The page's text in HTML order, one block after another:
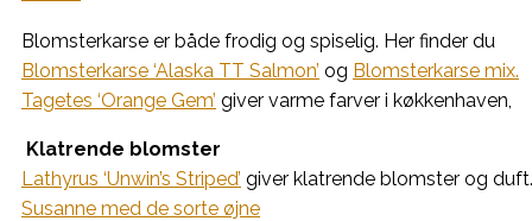
Blomsterkarse er både frodig og spiselig. Her finder du
Blomsterkarse ‘Alaska TT Salmon’ og Blomsterkarse mix.
Tagetes ‘Orange Gem’ giver varme farver i køkkenhaven,
Klatrende blomster
Lathyrus ‘Unwin’s Striped’ giver klatrende blomster og duft.
Susanne med de sorte øjne